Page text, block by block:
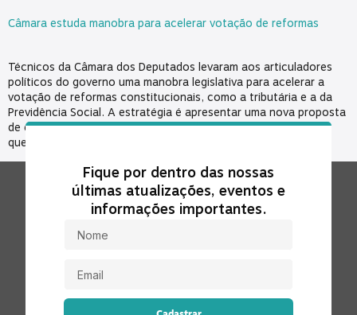
Câmara estuda manobra para acelerar votação de reformas
Técnicos da Câmara dos Deputados levaram aos articuladores
políticos do governo uma manobra legislativa para acelerar a
votação de reformas constitucionais, como a tributária e a da
Previdência Social. A estratégia é apresentar uma nova proposta
de emenda à Constituição (PEC) sobre o assunto, anexá-la às
que já estão prontas para votação no plenário usando […]
Fique por dentro das nossas
últimas atualizações, eventos e
informações importantes.